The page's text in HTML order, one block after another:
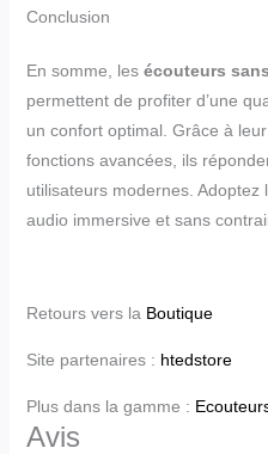
Conclusion
En somme, les écouteurs
permettent de profiter d’une
un confort optimal. Grâce à
fonctions avancées, ils
utilisateurs modernes.
audio immersive et sans
Retours vers la Boutique
Site partenaires : htedstore
Plus dans la gamme :
Avis